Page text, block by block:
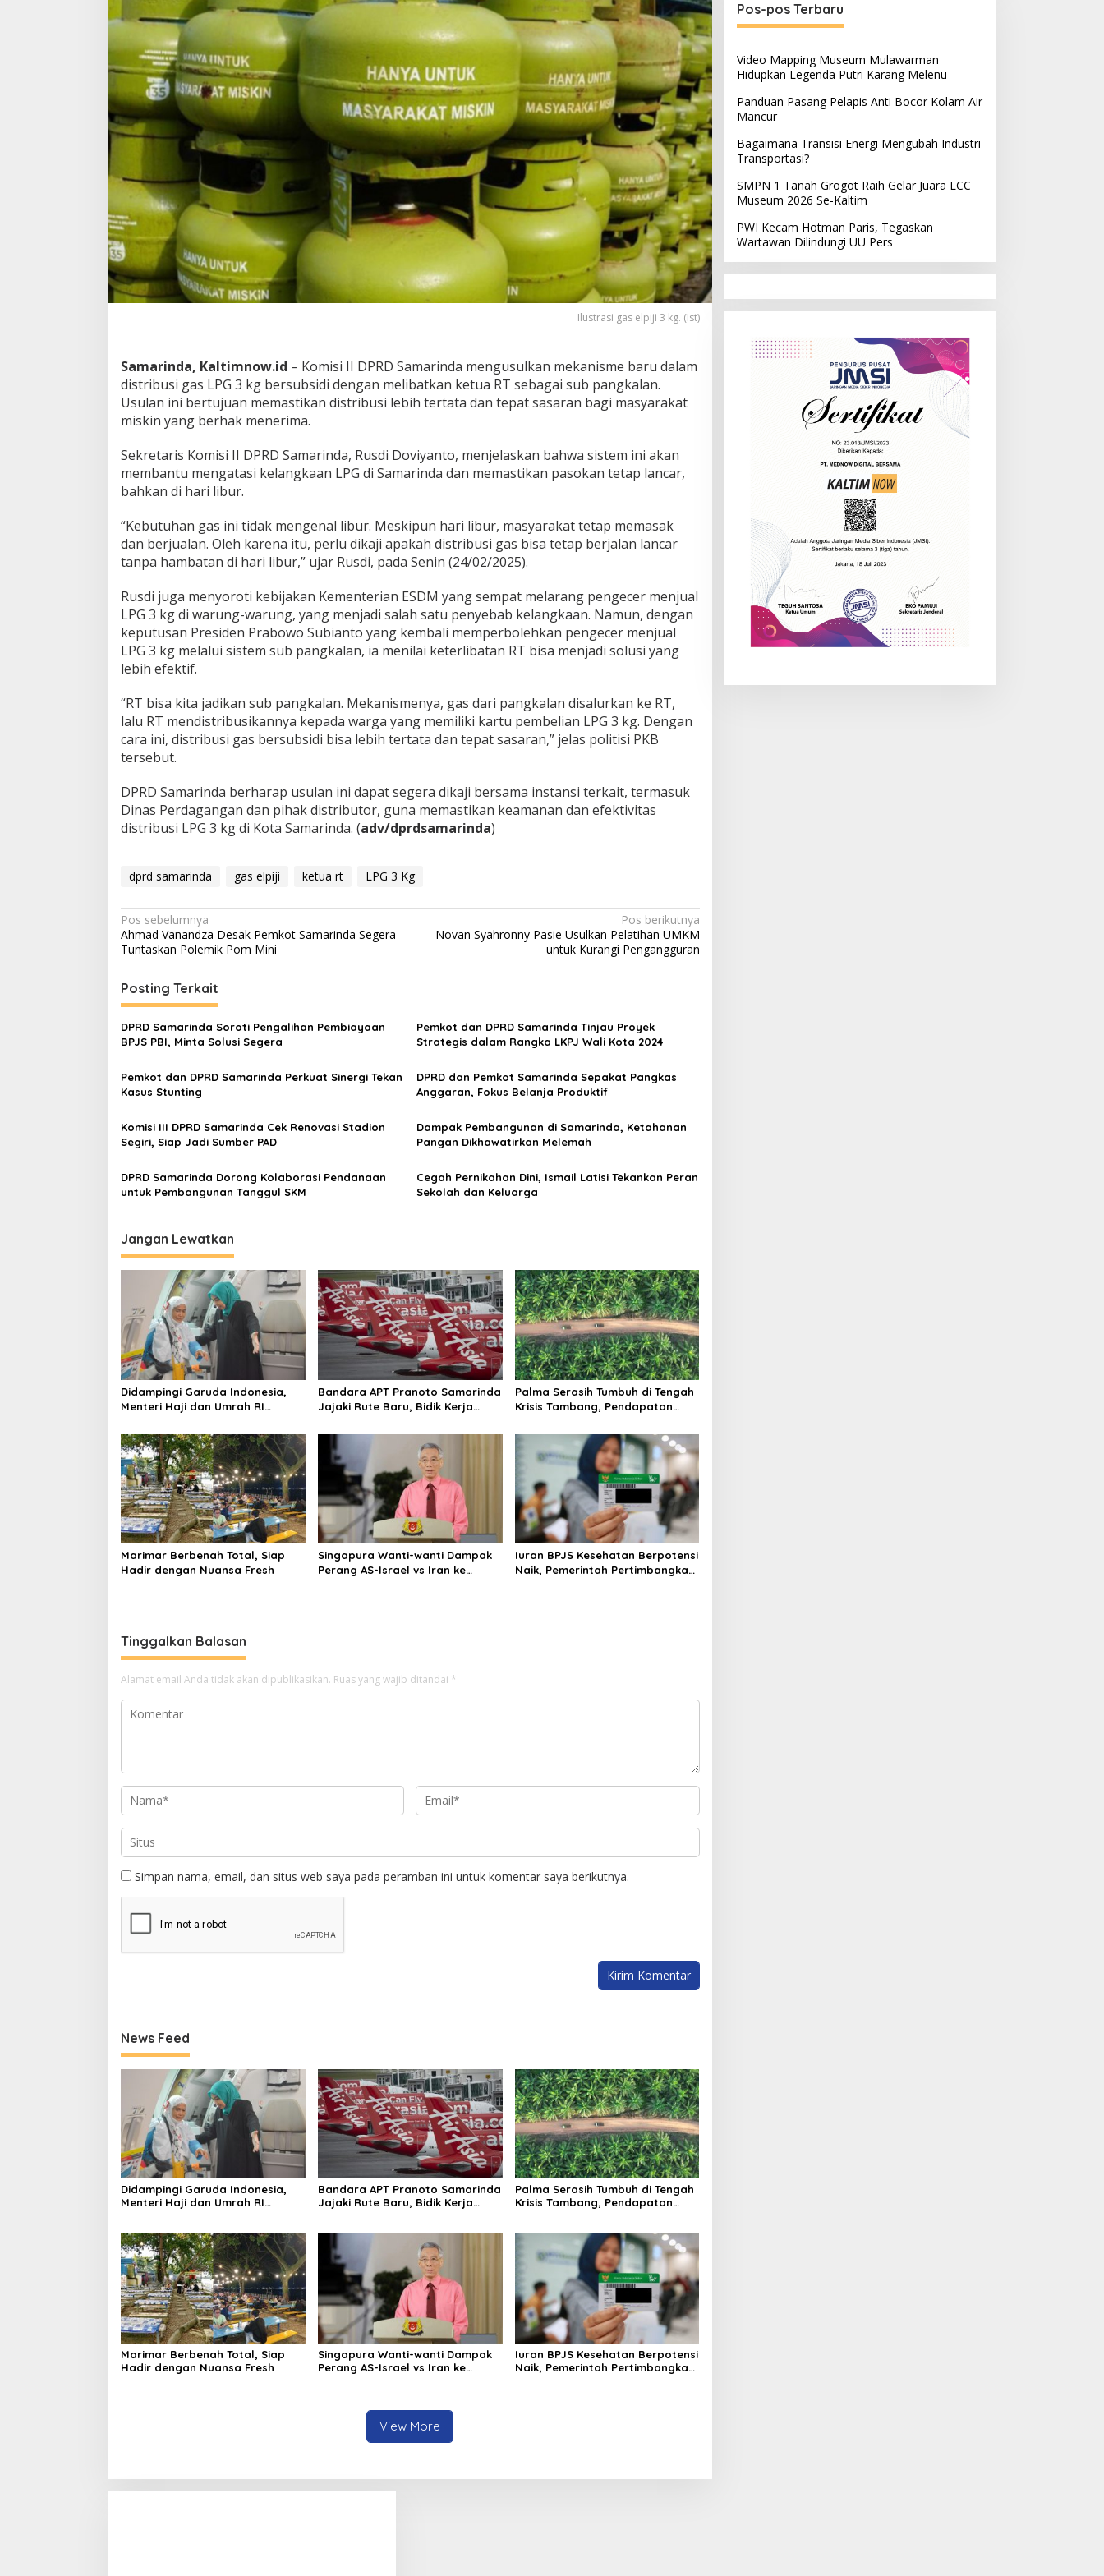
Kg
Ilustrasi gas elpiji 3 kg. (Ist)
Samarinda, Kaltimnow.id – Komisi II DPRD Samarinda mengusulkan mekanisme baru dalam
distribusi gas LPG 3 kg bersubsidi dengan melibatkan ketua RT sebagai sub pangkalan.
Usulan ini bertujuan memastikan distribusi lebih tertata dan tepat sasaran bagi masyarakat
miskin yang berhak menerima.
Sekretaris Komisi II DPRD Samarinda, Rusdi Doviyanto, menjelaskan bahwa sistem ini akan
membantu mengatasi kelangkaan LPG di Samarinda dan memastikan pasokan tetap lancar,
bahkan di hari libur.
“Kebutuhan gas ini tidak mengenal libur. Meskipun hari libur, masyarakat tetap memasak
dan berjualan. Oleh karena itu, perlu dikaji apakah distribusi gas bisa tetap berjalan lancar
tanpa hambatan di hari libur,” ujar Rusdi, pada Senin (24/02/2025).
Rusdi juga menyoroti kebijakan Kementerian ESDM yang sempat melarang pengecer menjual
LPG 3 kg di warung-warung, yang menjadi salah satu penyebab kelangkaan. Namun, dengan
keputusan Presiden Prabowo Subianto yang kembali memperbolehkan pengecer menjual
LPG 3 kg melalui sistem sub pangkalan, ia menilai keterlibatan RT bisa menjadi solusi yang
lebih efektif.
“RT bisa kita jadikan sub pangkalan. Mekanismenya, gas dari pangkalan disalurkan ke RT,
lalu RT mendistribusikannya kepada warga yang memiliki kartu pembelian LPG 3 kg. Dengan
cara ini, distribusi gas bersubsidi bisa lebih tertata dan tepat sasaran,” jelas politisi PKB
tersebut.
DPRD Samarinda berharap usulan ini dapat segera dikaji bersama instansi terkait, termasuk
Dinas Perdagangan dan pihak distributor, guna memastikan keamanan dan efektivitas
distribusi LPG 3 kg di Kota Samarinda. (adv/dprdsamarinda)
dprd samarinda gas elpiji ketua rt LPG 3 Kg
Navigasi
pos
Pos sebelumnya
Ahmad Vanandza Desak Pemkot Samarinda Segera
Tuntaskan Polemik Pom Mini
Pos berikutnya
Novan Syahronny Pasie Usulkan Pelatihan UMKM
untuk Kurangi Pengangguran
Posting Terkait
DPRD Samarinda Soroti Pengalihan Pembiayaan
BPJS PBI, Minta Solusi Segera
Pemkot dan DPRD Samarinda Tinjau Proyek
Strategis dalam Rangka LKPJ Wali Kota 2024
Pemkot dan DPRD Samarinda Perkuat Sinergi Tekan
Kasus Stunting
DPRD dan Pemkot Samarinda Sepakat Pangkas
Anggaran, Fokus Belanja Produktif
Komisi III DPRD Samarinda Cek Renovasi Stadion
Segiri, Siap Jadi Sumber PAD
Dampak Pembangunan di Samarinda, Ketahanan
Pangan Dikhawatirkan Melemah
DPRD Samarinda Dorong Kolaborasi Pendanaan
untuk Pembangunan Tanggul SKM
Cegah Pernikahan Dini, Ismail Latisi Tekankan Peran
Sekolah dan Keluarga
Jangan Lewatkan
Didampingi Garuda Indonesia,
Menteri Haji dan Umrah RI
Penerbangan Haji di Balikpapan
Bandara APT Pranoto Samarinda
Jajaki Rute Baru, Bidik Kerja
Palma Serasih Tumbuh di Tengah
Krisis Tambang, Pendapatan
Marimar Berbenah Total, Siap
Hadir dengan Nuansa Fresh
Singapura Wanti-wanti Dampak
Perang AS-Israel vs Iran ke
Iuran BPJS Kesehatan Berpotensi
Naik, Pemerintah Pertimbangkan
Tinggalkan Balasan
Alamat email Anda tidak akan dipublikasikan. Ruas yang wajib ditandai *
Simpan nama, email, dan situs web saya pada peramban ini untuk komentar saya berikutnya.
News Feed
Didampingi Garuda Indonesia,
Menteri Haji dan Umrah RI
Bandara APT Pranoto Samarinda
Jajaki Rute Baru, Bidik Kerja
Palma Serasih Tumbuh di Tengah
Krisis Tambang, Pendapatan
Marimar Berbenah Total, Siap
Hadir dengan Nuansa Fresh
Singapura Wanti-wanti Dampak
Perang AS-Israel vs Iran ke
Iuran BPJS Kesehatan Berpotensi
Naik, Pemerintah Pertimbangkan
View More
Pos-pos Terbaru
Video Mapping Museum Mulawarman
Hidupkan Legenda Putri Karang Melenu
Panduan Pasang Pelapis Anti Bocor Kolam Air
Mancur
Bagaimana Transisi Energi Mengubah Industri
Transportasi?
SMPN 1 Tanah Grogot Raih Gelar Juara LCC
Museum 2026 Se-Kaltim
PWI Kecam Hotman Paris, Tegaskan
Wartawan Dilindungi UU Pers